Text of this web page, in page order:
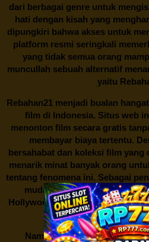
dari berbagai genre untuk
hati dengan kisah yang
dipungkiri bahwa akses untuk
platform resmi seringkali
yang tidak semua orang
muncullah sebuah alternatif
yaitu
Rebahan21menjadi bualan
film di Indonesia. Situs web
menonton film secara gratis
membayar biaya tertentu.
bersahabat dan koleksi film yang
menarik minat banyak orang
tentang fenomena ini. Sebagai
mudah mencari film yang
Hollywood terbaru, drama Korea
produksi film lokal
Namun, seperti halnya cerita